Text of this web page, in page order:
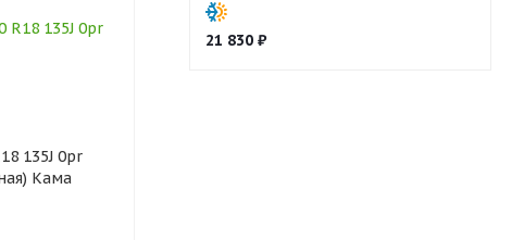
135J 0pr
Кама
21 830₽